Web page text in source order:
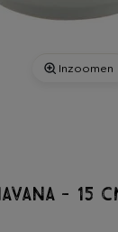
Inzoomen
- 15